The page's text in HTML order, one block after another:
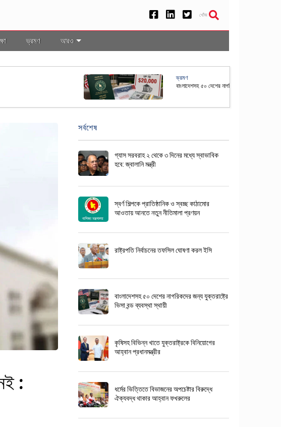
খোঁজ
ভ্রমণ আরও
বাংলাদেশসহ ৫০ দেশের নাগরিকদের জন্য যুক্তরাষ্ট্রে ভিসা বন্ড ব্যবস্থা স্থায়ী
:
সর্বশেষ
গ্যাস সরবরাহ ২ থেকে ৩ দিনের মধ্যে স্বাভাবিক
হবে: জ্বালানি মন্ত্রী
স্বর্ণ শিল্পকে প্রাতিষ্ঠানিক ও স্বচ্ছ কাঠামোর
আওতায় আনতে নতুন নীতিমালা প্রণয়ন
রাষ্ট্রপতি নির্বাচনের তফসিল ঘোষণা করল ইসি
বাংলাদেশসহ ৫০ দেশের নাগরিকদের জন্য যুক্তরাষ্ট্রে
ভিসা বন্ড ব্যবস্থা স্থায়ী
কৃষিসহ বিভিন্ন খাতে যুক্তরাষ্ট্রকে বিনিয়োগের
আহ্বান প্রধানমন্ত্রীর
ধর্মের ভিত্তিতে বিভাজনের অপচেষ্টার বিরুদ্ধে
ঐক্যবদ্ধ থাকার আহ্বান ফখরুলের